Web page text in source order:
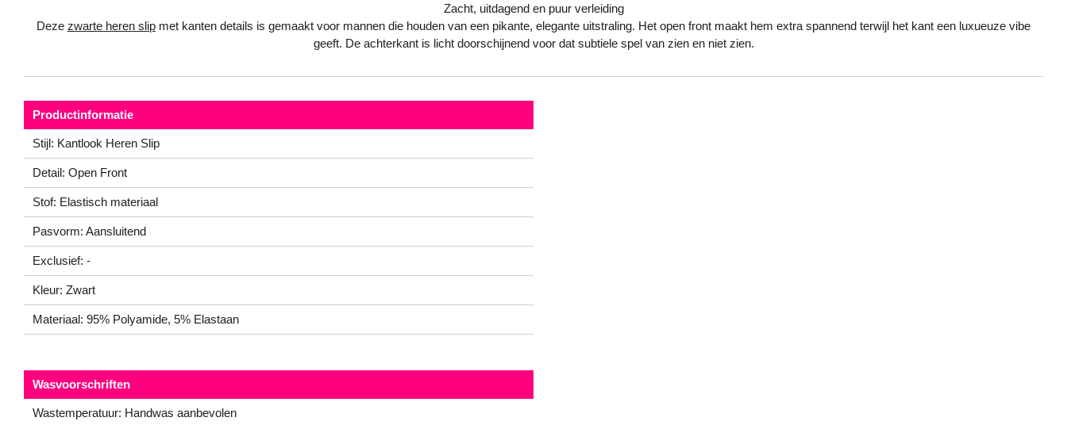
Zacht, uitdagend en puur verleiding
Deze zwarte heren slip met kanten details is gemaakt voor mannen die houden van een pikante, elegante uitstraling. Het open front maakt hem extra spannend terwijl het kant een luxueuze vibe
geeft. De achterkant is licht doorschijnend voor dat subtiele spel van zien en niet zien.
Productinformatie
Stijl: Kantlook Heren Slip
Detail: Open Front
Stof: Elastisch materiaal
Pasvorm: Aansluitend
Exclusief: -
Kleur: Zwart
Materiaal: 95% Polyamide, 5% Elastaan
Wasvoorschriften
Wastemperatuur: Handwas aanbevolen